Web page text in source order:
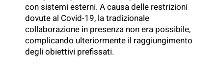
con sistemi esterni. A causa delle restrizioni
dovute al Covid-19, la tradizionale
collaborazione in presenza non era possibile,
complicando ulteriormente il raggiungimento
degli obiettivi prefissati.